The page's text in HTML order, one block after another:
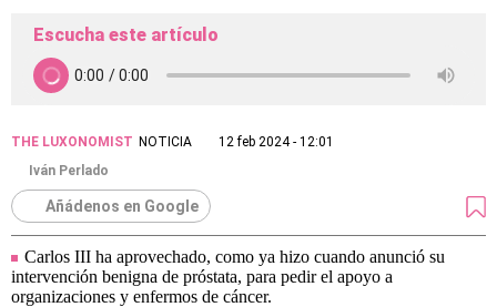
Escucha este artículo
THE LUXONOMIST NOTICIA
12 feb 2024 - 12:01
Iván Perlado
Añádenos en Google
Carlos III ha aprovechado, como ya hizo cuando anunció su
intervención benigna de próstata, para pedir el apoyo a
organizaciones y enfermos de cáncer.